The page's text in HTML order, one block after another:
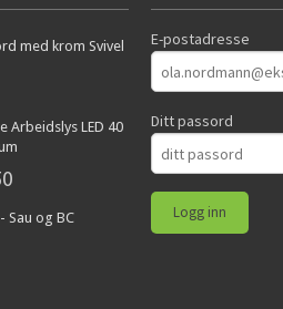
med krom Svivel
Arbeidslys LED 40
Sau og BC
E-postadresse
Ditt passord